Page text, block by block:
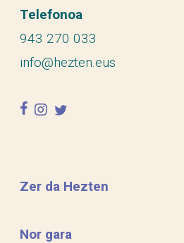
Telefonoa
943 270 033
info@hezten.eus
facebook
instagram
twitter
Zer da Hezten
Nor gara